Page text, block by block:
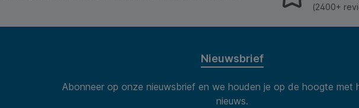
(2400+
Nieuwsbrief
Abonneer op onze nieuwsbrief en we houden je op de hoogte met
nieuws.